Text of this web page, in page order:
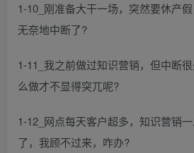
1-10_刚准备大干一场，突然要休产
无奈地中断了?
1-11_我之前做过知识营销，但中断
么做才不显得突兀呢?
1-12_网点每天客户超多，知识营销
了，我顾不过来，咋办?